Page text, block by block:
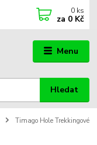
Menu
Hledat
0 ks
za 0 Kč
Timago Hole Trekkingové